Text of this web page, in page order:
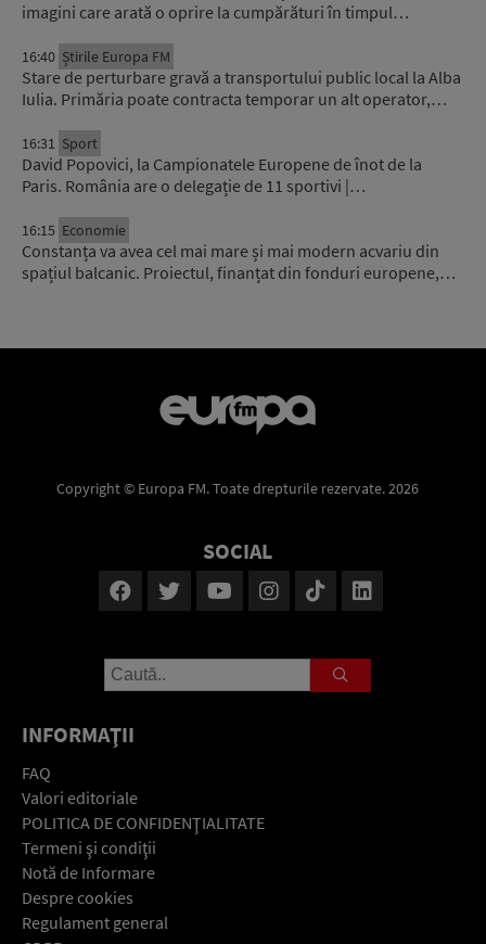
imagini care arată o oprire la cumpărături în timpul…
16:40 Știrile Europa FM
Stare de perturbare gravă a transportului public local la Alba
Iulia. Primăria poate contracta temporar un alt operator,…
16:31 Sport
David Popovici, la Campionatele Europene de înot de la
Paris. România are o delegație de 11 sportivi |…
16:15 Economie
Constanța va avea cel mai mare și mai modern acvariu din
spațiul balcanic. Proiectul, finanțat din fonduri europene,…
Copyright © Europa FM. Toate drepturile rezervate. 2026
SOCIAL
INFORMAŢII
FAQ
Valori editoriale
POLITICA DE CONFIDENŢIALITATE
Termeni şi condiţii
Notă de Informare
Despre cookies
Regulament general